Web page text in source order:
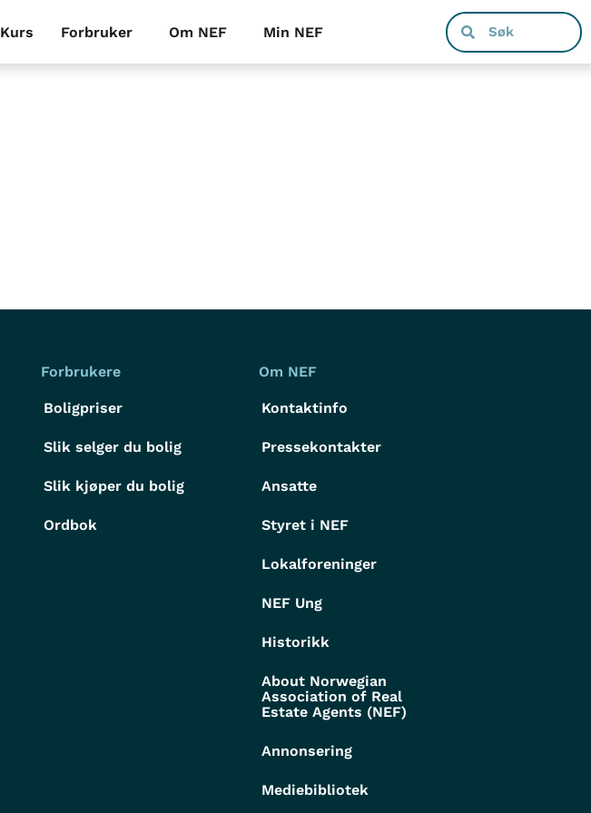
Kurs Forbruker Om NEF Min NEF
Forbrukere
Boligpriser
Slik selger du bolig
Slik kjøper du bolig
Ordbok
Om NEF
Kontaktinfo
Pressekontakter
Ansatte
Styret i NEF
Lokalforeninger
NEF Ung
Historikk
About Norwegian
Association of Real
Estate Agents (NEF)
Annonsering
Mediebibliotek